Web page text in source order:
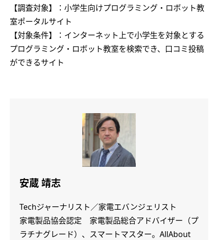
【調査対象】：小学生向けプログラミング・ロボット教
室ポータルサイト
【対象条件】：インターネット上で小学生を対象とする
プログラミング・ロボット教室を検索でき、口コミ投稿
ができるサイト
安蔵 靖志
Techジャーナリスト／家電エバンジェリスト
家電製品協会認定 家電製品総合アドバイザー（プ
ラチナグレード）、スマートマスター。AllAbout